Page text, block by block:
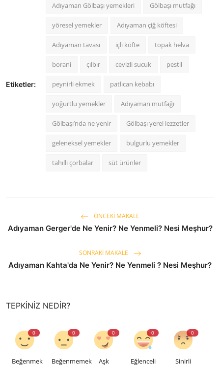
Etiketler:
Adıyaman Gölbaşı yemekleri Gölbaşı mutfağı
yöresel yemekler Adıyaman çiğ köftesi
Adıyaman tavası içli köfte topak helva
borani çılbır cevizli sucuk pestil
peynirli ekmek patlıcan kebabı
yoğurtlu yemekler Adıyaman mutfağı
Gölbaşı’nda ne yenir Gölbaşı yerel lezzetler
geleneksel yemekler bulgurlu yemekler
tahıllı çorbalar süt ürünler
ÖNCEKI MAKALE
Adıyaman Gerger'de Ne Yenir? Ne Yenmeli? Nesi Meşhur?
SONRAKI MAKALE
Adıyaman Kahta'da Ne Yenir? Ne Yenmeli ? Nesi Meşhur?
TEPKINIZ NEDIR?
0
Beğenmek
0
Beğenmemek
0
Aşk
0
Eğlenceli
0
Sinirli